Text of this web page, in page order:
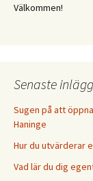
Välkommen!
Senaste
Sugen på att
Haninge
Hur du utvärderar
Vad lär du dig